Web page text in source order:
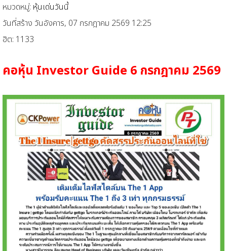
หมวดหมู่: หุ้นเด่นวันนี้
วันที่สร้าง วันอังคาร, 07 กรกฎาคม 2569 12:25
ฮิต: 1133
คอหุ้น Investor Guide 6 กรกฎาคม 2569